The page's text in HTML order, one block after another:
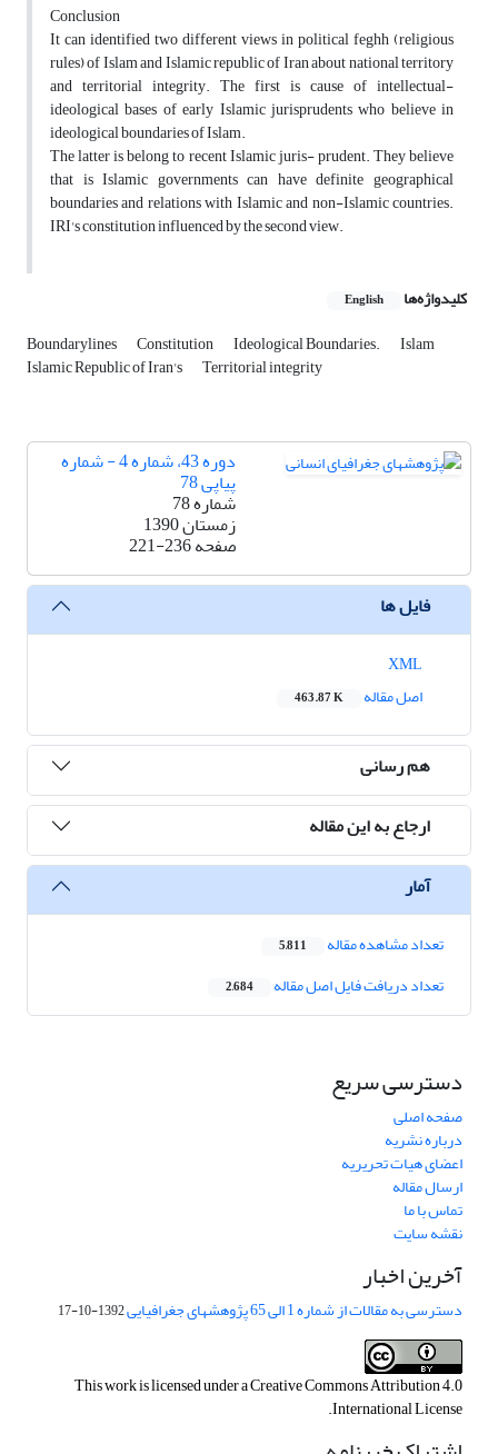
Conclusion
It can identified two different views in political feghh (religious
rules) of Islam and Islamic republic of Iran about national territory
and territorial integrity. The first is cause of intellectual-
ideological bases of early Islamic jurisprudents who believe in
ideological boundaries of Islam.
The latter is belong to recent Islamic juris- prudent. They believe
that is Islamic governments can have definite geographical
boundaries and relations with Islamic and non-Islamic countries.
IRI's constitution influenced by the second view.
کلیدواژه‌ها English
Boundarylines Constitution Ideological Boundaries. Islam
Islamic Republic of Iran's Territorial integrity
دوره 43، شماره 4 - شماره
پیاپی 78
شماره 78
زمستان 1390
صفحه221-236
فایل ها
اصل مقاله
463.87 K
هم رسانی
ارجاع به این مقاله
آمار
تعداد مشاهده مقاله 5,811
تعداد دریافت فایل اصل مقاله 2,684
دسترسی سریع
صفحه اصلی
درباره نشریه
اعضای هیات تحریریه
ارسال مقاله
تماس با ما
نقشه سایت
آخرین اخبار
دسترسی به مقالات از شماره 1 الی 65 پژوهشهای جغرافیایی 1392-10-17
This work is licensed under aCreative Commons Attribution 4.0
International License
.